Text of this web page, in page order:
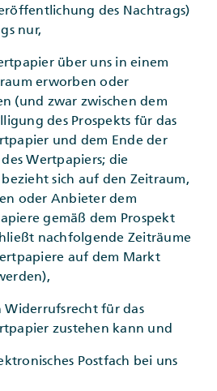
des Nachtrags)
nur,
über uns in einem
erworben oder
(und zwar zwischen dem
des Prospekts für das
und dem Ende der
Wertpapiers; die
sich auf den Zeitraum,
oder Anbieter dem
gemäß dem Prospekt
nachfolgende Zeiträume
auf dem Markt
Widerrufsrecht für das
zustehen kann und
Postfach bei uns